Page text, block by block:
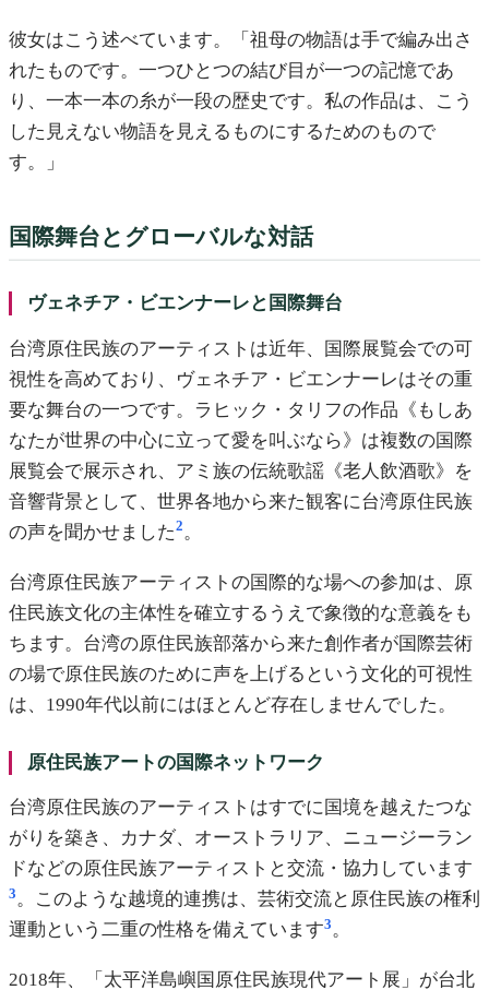
彼女はこう述べています。「祖母の物語は手で編み出さ
れたものです。一つひとつの結び目が一つの記憶であ
り、一本一本の糸が一段の歴史です。私の作品は、こう
した見えない物語を見えるものにするためのもので
す。」
国際舞台とグローバルな対話
ヴェネチア・ビエンナーレと国際舞台
台湾原住民族のアーティストは近年、国際展覧会での可
視性を高めており、ヴェネチア・ビエンナーレはその重
要な舞台の一つです。ラヒック・タリフの作品《もしあ
なたが世界の中心に立って愛を叫ぶなら》は複数の国際
展覧会で展示され、アミ族の伝統歌謡《老人飲酒歌》を
音響背景として、世界各地から来た観客に台湾原住民族
の声を聞かせました2。
台湾原住民族アーティストの国際的な場への参加は、原
住民族文化の主体性を確立するうえで象徴的な意義をも
ちます。台湾の原住民族部落から来た創作者が国際芸術
の場で原住民族のために声を上げるという文化的可視性
は、1990年代以前にはほとんど存在しませんでした。
原住民族アートの国際ネットワーク
台湾原住民族のアーティストはすでに国境を越えたつな
がりを築き、カナダ、オーストラリア、ニュージーラン
ドなどの原住民族アーティストと交流・協力しています
3。このような越境的連携は、芸術交流と原住民族の権利
運動という二重の性格を備えています3。
2018年、「太平洋島嶼国原住民族現代アート展」が台北